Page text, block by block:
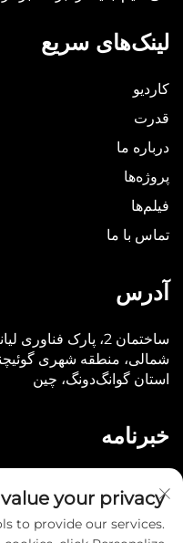
لینک‌های سریع
کاردیو
قدرت
درباره ما
پروژه‌ها
فیلم‌ها
تماس با ما
آدرس
شمالی، منطقه شهری
استان گوانگ‌دونگ، چین
خبرنامه
ارسال
your privacy
to provide our services.